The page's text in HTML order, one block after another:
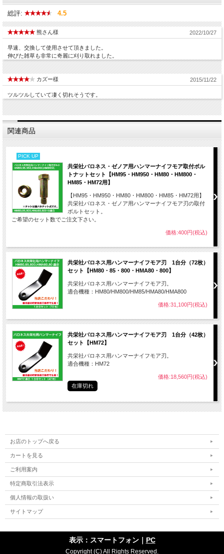
総評: 4.5
熊さん様 2022/10/27
早速、交換して使用させて頂きました。
伸びた雑草も非常に奇麗に刈り取れました。
カズー様 2015/11/22
ツルツルしていて凄く切れそうです。
関連商品
PICK UP
共栄社バロネス・ゼノア用ハンマーナイフモア取付ボル
トナットセット【HM95・HM950・HM80・HM800・
HM85・HM72用】
【HM95・HM950・HM80・HM800・HM85・HM72用】
共栄社バロネス・ゼノア用ハンマーナイフモア刃の取付
ボルトセット。
ご希望のセット数でご注文下さい。
価格:400円(税込)
共栄社バロネス用ハンマーナイフモア刃 1台分（72枚）
セット【HM80・85・800・HMA80・800】
共栄社バロネス用ハンマーナイフモア刃。
適合機種：HM80/HM800/HM85/HMA80/HMA800
価格:31,100円(税込)
共栄社バロネス用ハンマーナイフモア刃 1台分（42枚）
セット【HM72】
共栄社バロネス用ハンマーナイフモア刃。
適合機種：HM72
価格:18,560円(税込)
在庫切れ
お店のトップへ戻る
カートを見る
ご利用案内
特定商取引法表示
個人情報の取扱い
サイトマップ
表示：スマートフォン｜ PC
Copyright (C) All Rights Reserved.